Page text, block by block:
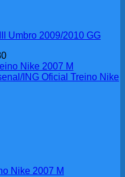
Umbro 2009/2010 GG
Nike 2007 M